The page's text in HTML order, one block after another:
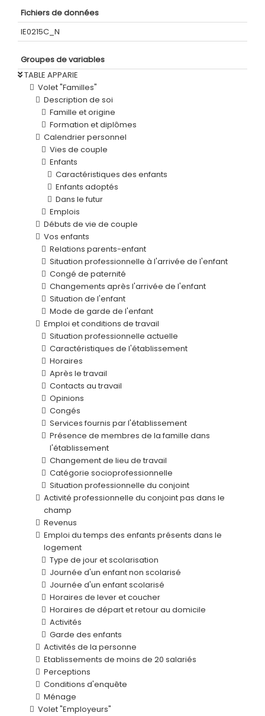
Fichiers de données
IE0215C_N
Groupes de variables
TABLE APPARIE
Volet "Familles"
Description de soi
Famille et origine
Formation et diplômes
Calendrier personnel
Vies de couple
Enfants
Caractéristiques des enfants
Enfants adoptés
Dans le futur
Emplois
Débuts de vie de couple
Vos enfants
Relations parents-enfant
Situation professionnelle à l'arrivée de l'enfant
Congé de paternité
Changements après l'arrivée de l'enfant
Situation de l'enfant
Mode de garde de l'enfant
Emploi et conditions de travail
Situation professionnelle actuelle
Caractéristiques de l'établissement
Horaires
Après le travail
Contacts au travail
Opinions
Congés
Services fournis par l'établissement
Présence de membres de la famille dans
l'établissement
Changement de lieu de travail
Catégorie socioprofessionnelle
Situation professionnelle du conjoint
Activité professionnelle du conjoint pas dans le
champ
Revenus
Emploi du temps des enfants présents dans le
logement
Type de jour et scolarisation
Journée d'un enfant non scolarisé
Journée d'un enfant scolarisé
Horaires de lever et coucher
Horaires de départ et retour au domicile
Activités
Garde des enfants
Activités de la personne
Etablissements de moins de 20 salariés
Perceptions
Conditions d'enquête
Ménage
Volet "Employeurs"